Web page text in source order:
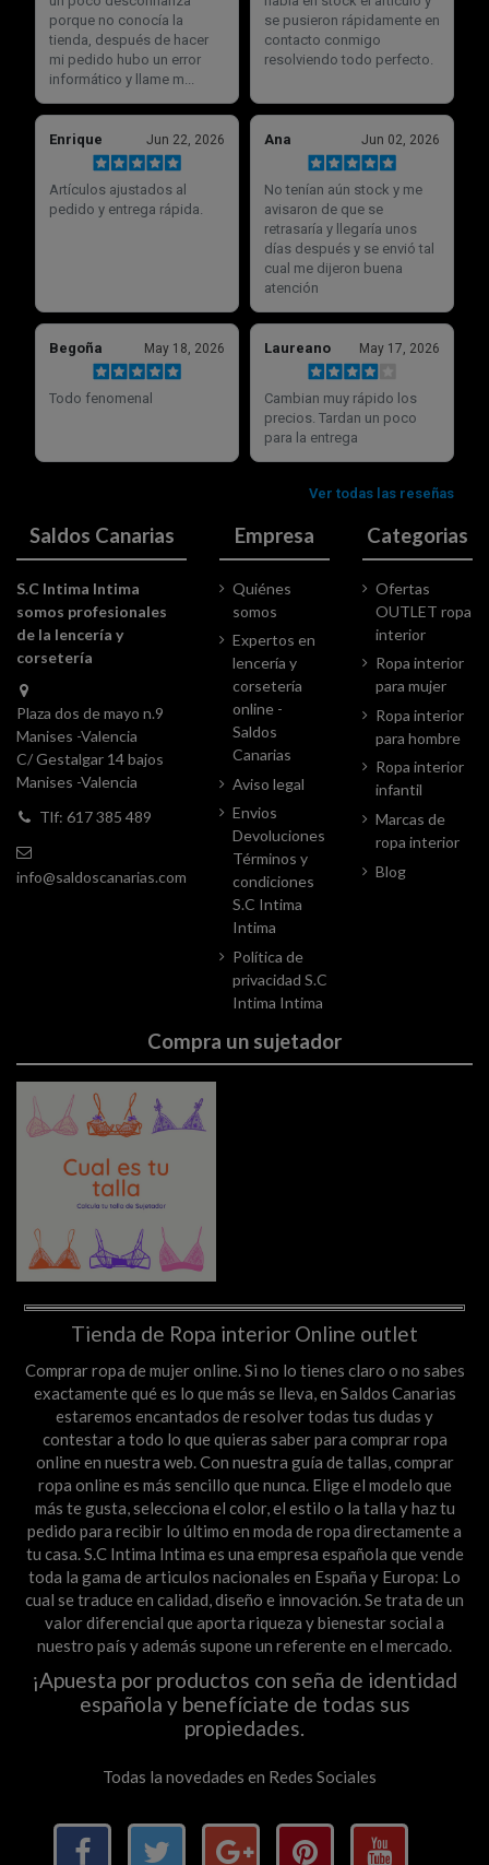
Saldos Canarias
S.C Intima Intima
somos profesionales
de la lencería y
corsetería
Plaza dos de mayo n.9
Manises -Valencia
C/ Gestalgar 14 bajos
Manises -Valencia
Tlf: 617 385 489
info@saldoscanarias.com
Empresa
Quiénes
somos
Expertos en
lencería y
corsetería
online -
Saldos
Canarias
Aviso legal
Envios
Devoluciones
Términos y
condiciones
S.C Intima
Intima
Política de
privacidad S.C
Intima Intima
Categorias
Ofertas
OUTLET ropa
interior
Ropa interior
para mujer
Ropa interior
para hombre
Ropa interior
infantil
Marcas de
ropa interior
Blog
Compra un sujetador
Tienda de Ropa interior Online outlet
Comprar ropa de mujer online. Si no lo tienes claro o no sabes
exactamente qué es lo que más se lleva, en Saldos Canarias
estaremos encantados de resolver todas tus dudas y
contestar a todo lo que quieras saber para comprar ropa
online en nuestra web. Con nuestra guía de tallas, comprar
ropa online es más sencillo que nunca. Elige el modelo que
más te gusta, selecciona el color, el estilo o la talla y haz tu
pedido para recibir lo último en moda de ropa directamente a
tu casa. S.C Intima Intima es una empresa española que vende
toda la gama de articulos nacionales en España y Europa: Lo
cual se traduce en calidad, diseño e innovación. Se trata de un
valor diferencial que aporta riqueza y bienestar social a
nuestro país y además supone un referente en el mercado.
¡Apuesta por productos con seña de identidad
española y benefíciate de todas sus
propiedades.
Todas la novedades en Redes Sociales